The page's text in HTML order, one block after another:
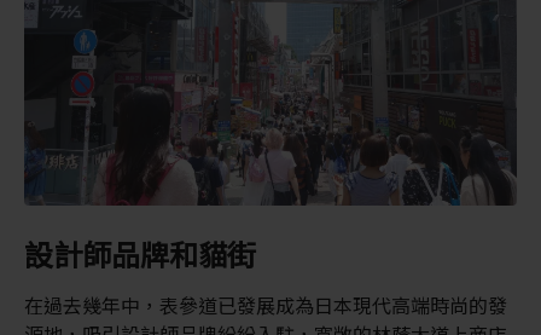
設計師品牌和貓街
在過去幾年中，表參道已發展成為日本現代高端時尚的發